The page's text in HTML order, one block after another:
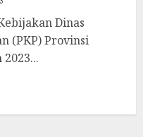
Dinas
(PKP) Provinsi